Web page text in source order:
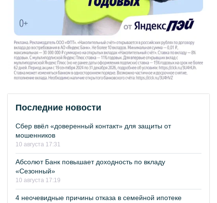
Последние новости
Сбер ввёл «доверенный контакт» для защиты от
мошенников
10 августа 17:31
Абсолют Банк повышает доходность по вкладу
«Сезонный»
10 августа 17:19
4 неочевидные причины отказа в семейной ипотеке